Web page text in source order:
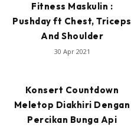
Fitness Maskulin :
Pushday ft Chest, Triceps
And Shoulder
30 Apr 2021
Konsert Countdown
Meletop Diakhiri Dengan
Percikan Bunga Api